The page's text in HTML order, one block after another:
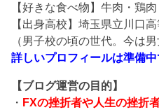
【好きな食べ物】牛肉・鶏
【出身高校】埼玉県立川口
（男子校の頃の世代。今は
詳しいプロフィールは準備中
【ブログ運営の目的】
・ FXの挫折者や人生の挫折